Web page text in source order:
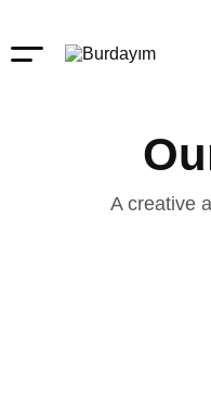
A creative